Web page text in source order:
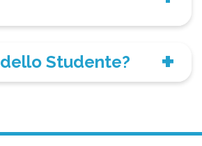
Studente?